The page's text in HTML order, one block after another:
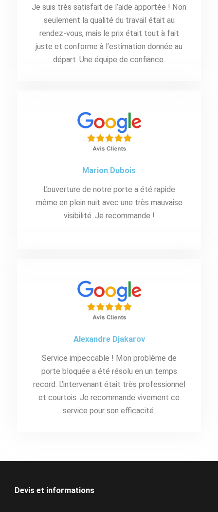
Je suis très satisfait de l’aide apportée ! Non
seulement la qualité du travail était au
rendez-vous, mais le prix était tout à fait
juste et conforme à l’estimation donnée au
départ. Une équipe de confiance.
Marion Dubois
L’ouverture de notre porte a été rapide
même en plein nuit avec une très mauvaise
visibilité. Je recommande !
Alexandre Djakarov
Service impeccable ! Mon problème de
porte bloquée a été résolu en un temps
record. L’intervenant était très professionnel
et courtois. Je recommande vivement ce
service pour son efficacité.
Devis et informations